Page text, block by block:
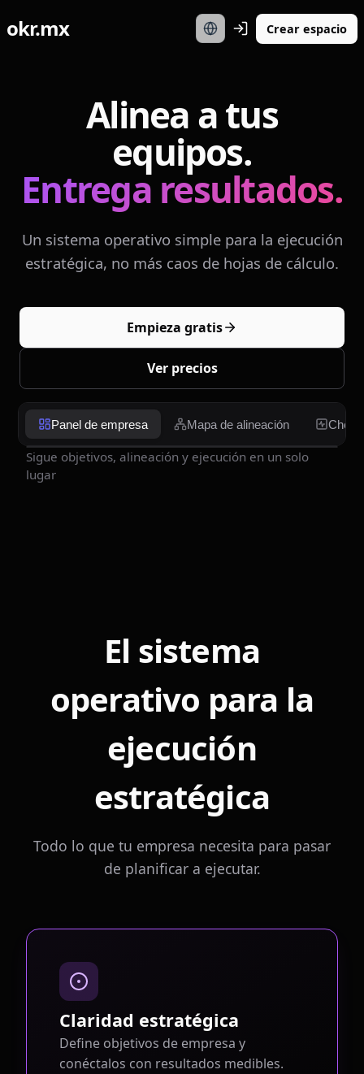
okr.mx Crear espacio
Alinea a tus
equipos.
Entrega resultados.
Un sistema operativo simple para la ejecución
estratégica, no más caos de hojas de cálculo.
Empieza gratis
Ver precios
Panel de empresa Mapa de alineación
Sigue objetivos, alineación y ejecución en un solo
lugar
El sistema
operativo para la
ejecución
estratégica
Todo lo que tu empresa necesita para pasar
de planificar a ejecutar.
Claridad estratégica
Define objetivos de empresa y
conéctalos con resultados medibles.